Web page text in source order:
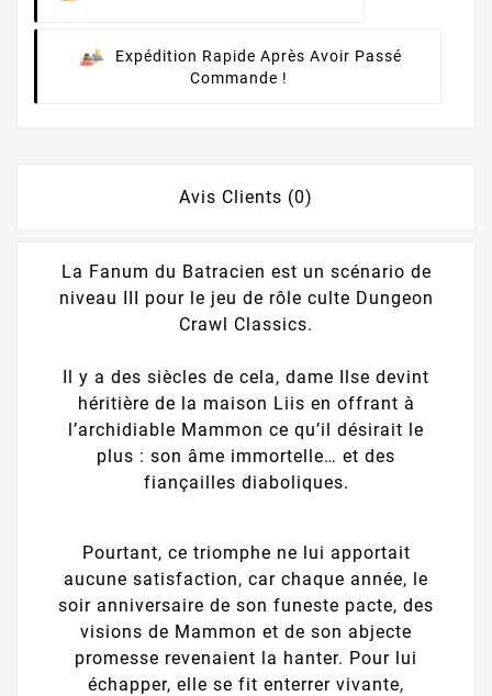
Expédition Rapide Après Avoir Passé
Commande !
Avis Clients (0)
La Fanum du Batracien est un scénario de
niveau III pour le jeu de rôle culte Dungeon
Crawl Classics.
Il y a des siècles de cela, dame Ilse devint
héritière de la maison Liis en offrant à
l’archidiable Mammon ce qu’il désirait le
plus : son âme immortelle… et des
fiançailles diaboliques.
Pourtant, ce triomphe ne lui apportait
aucune satisfaction, car chaque année, le
soir anniversaire de son funeste pacte, des
visions de Mammon et de son abjecte
promesse revenaient la hanter. Pour lui
échapper, elle se fit enterrer vivante,